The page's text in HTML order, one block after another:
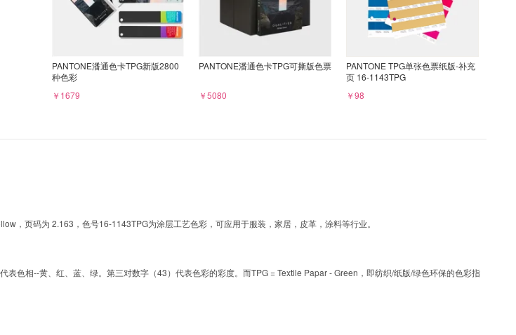
PANTONE潘通色卡TPG新版2800
种色彩
￥1679
PANTONE潘通色卡TPG可撕版色票
￥5080
PANTONE TPG单张色票纸版-补充
页 16-1143TPG
￥98
，页码为 2.163，色号16-1143TPG为涂层工艺色彩，可应用于服装，家居，皮革，涂料等行业。
色相--黄、红、蓝、绿。第三对数字（43）代表色彩的彩度。而TPG = Textile Papar - Green，即纺织/纸版/绿色环保的色彩指